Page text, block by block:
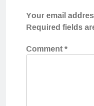
Your email
Required fields
Comment*